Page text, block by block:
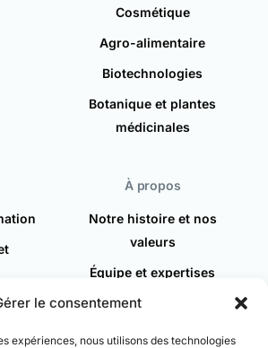
le consentement
expériences, nous utilisons des technologies
Cosmétique
Agro-alimentaire
Biotechnologies
Botanique et plantes
médicinales
À propos
Notre histoire et nos
valeurs
Équipe et expertises
Actualités
Recrutement